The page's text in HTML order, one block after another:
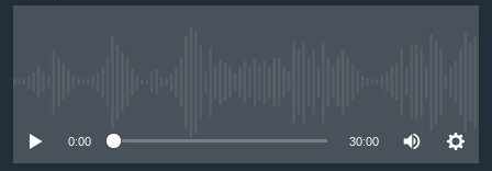
ຊຸມຊົນຊາວລາວ
0:00 30:00